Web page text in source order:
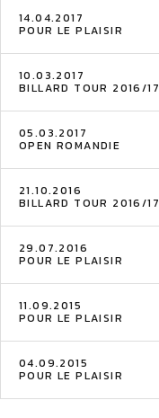
14.04.2017
POUR LE PLAISIR
10.03.2017
BILLARD TOUR 2016/17
05.03.2017
OPEN ROMANDIE
21.10.2016
BILLARD TOUR 2016/17
29.07.2016
POUR LE PLAISIR
11.09.2015
POUR LE PLAISIR
04.09.2015
POUR LE PLAISIR